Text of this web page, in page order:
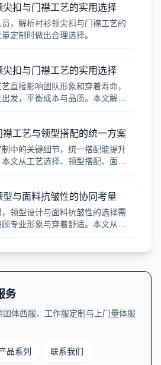
尖扣与门襟工艺的实用选择
，解析衬衫领尖扣与门襟工艺的
定制时做出合理选择。
扣与门襟工艺的实用选择
直接影响团队形象和穿着寿命，
发，平衡成本与品质。本文解析
工艺与领型搭配的统一方案
中的关键细节，统一搭配能提升
文从工艺选择、领型搭配、面料
型与面料抗皱性的协同考量
领型设计与面料抗皱性的选择需
专业形象与穿着舒适。本文从领
务
体西服、工作服定制与上门量体服
品系列 联系我们